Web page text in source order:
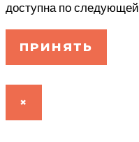
доступна по следующей
ПРИНЯТЬ
×